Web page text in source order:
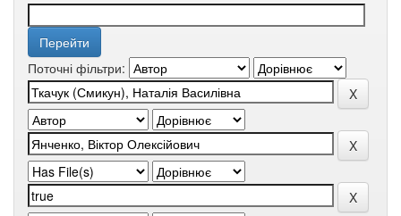
Поточні фільтри: